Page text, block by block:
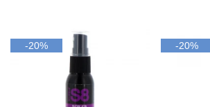
-20% -20%